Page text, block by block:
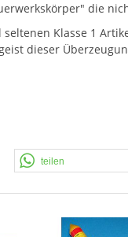
die
Klasse 1
dieser
teilen